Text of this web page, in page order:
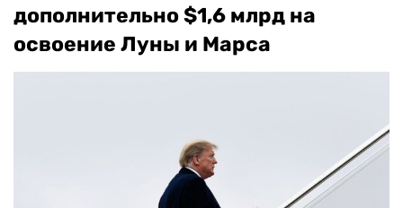
дополнительно $1,6 млрд на
освоение Луны и Марса